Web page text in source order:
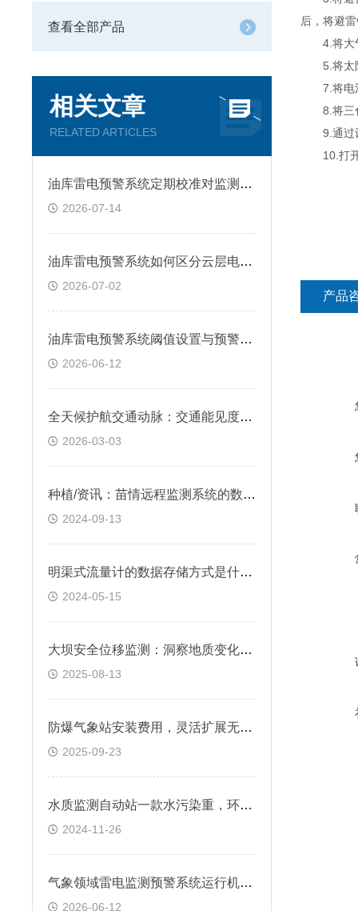
查看全部产品
相关文章
RELATED ARTICLES
油库雷电预警系统定期校准对监测精度的影响
2026-07-14
油库雷电预警系统如何区分云层电场干扰与真实雷暴信号？
2026-07-02
油库雷电预警系统阈值设置与预警精度优化方法
2026-06-12
全天候护航交通动脉：交通能见度监测气象站在恶劣天气中的关键作用
2026-03-03
种植/资讯：苗情远程监测系统的数据采集与处理技术@2024顺+风+包+邮
2024-09-13
明渠式流量计的数据存储方式是什么@2024全国顺丰包邮
2024-05-15
大坝安全位移监测：洞察地质变化，守护安全底线
2025-08-13
防爆气象站安装费用，灵活扩展无压力
2025-09-23
水质监测自动站一款水污染重，环境恶劣的水质监测站2024水质
2024-11-26
气象领域雷电监测预警系统运行机制深度剖析
2026-06-12
后，将避
4.将大气
5.将太阳
7.将电池
8.将三色
9.通过设
10.打开
产品